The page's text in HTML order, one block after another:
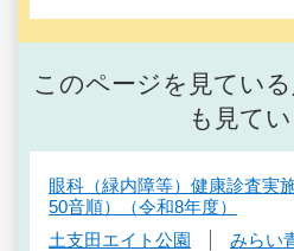
このページを見てい
も見て
眼科（緑内障等）健康診査実
50音順）（令和8年度）
土支田エイト公園
みらい